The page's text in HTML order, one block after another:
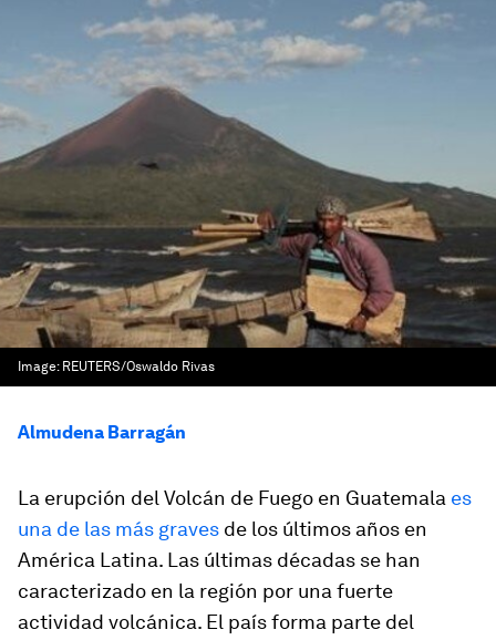
Image: REUTERS/Oswaldo Rivas
Almudena Barragán
La erupción del Volcán de Fuego en Guatemala es
una de las más graves de los últimos años en
América Latina. Las últimas décadas se han
caracterizado en la región por una fuerte
actividad volcánica. El país forma parte del